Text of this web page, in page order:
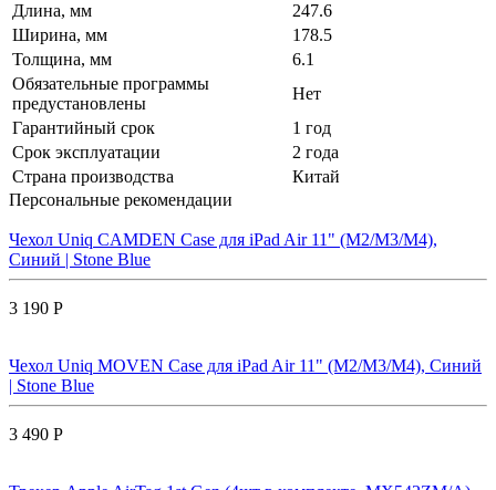
Длина, мм
247.6
Ширина, мм
178.5
Толщина, мм
6.1
Обязательные программы
предустановлены
Нет
Гарантийный срок
1 год
Срок эксплуатации
2 года
Страна производства
Китай
Персональные рекомендации
Чехол Uniq CAMDEN Case для iPad Air 11" (M2/M3/M4),
Синий | Stone Blue
3 190 Р
Чехол Uniq MOVEN Case для iPad Air 11" (M2/M3/M4), Синий
| Stone Blue
3 490 Р